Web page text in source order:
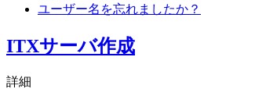
ユーザー名を忘れましたか？
ITXサーバ作成
詳細